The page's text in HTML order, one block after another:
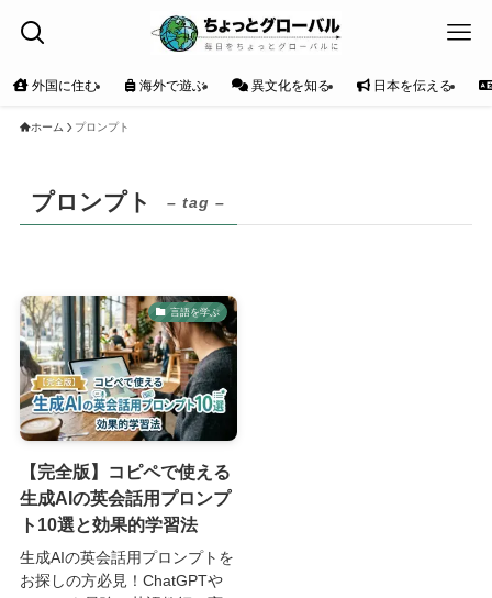
外国に住む 海外で遊ぶ 異文化を知る 日本を伝える
ホーム プロンプト
プロンプト – tag –
言語を学ぶ
【完全版】コピペで使える
生成AIの英会話用プロンプ
ト10選と効果的学習法
生成AIの英会話用プロンプトを
お探しの方必見！ChatGPTや